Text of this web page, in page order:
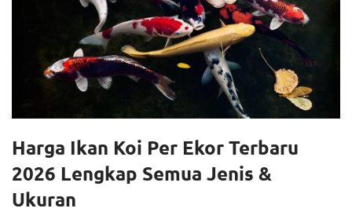
Harga Ikan Koi Per Ekor Terbaru
2026 Lengkap Semua Jenis &
Ukuran